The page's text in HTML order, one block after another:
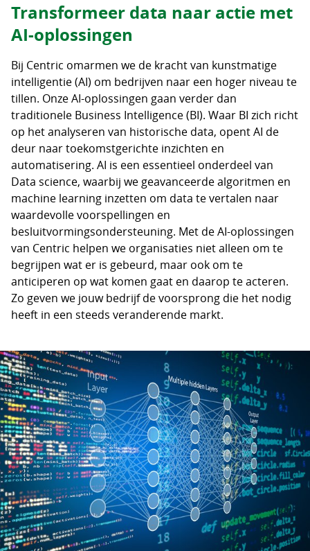
Transformeer data naar actie met
AI-oplossingen
Bij Centric omarmen we de kracht van kunstmatige
intelligentie (AI) om bedrijven naar een hoger niveau te
tillen. Onze AI-oplossingen gaan verder dan
traditionele Business Intelligence (BI). Waar BI zich richt
op het analyseren van historische data, opent AI de
deur naar toekomstgerichte inzichten en
automatisering. AI is een essentieel onderdeel van
Data science, waarbij we geavanceerde algoritmen en
machine learning inzetten om data te vertalen naar
waardevolle voorspellingen en
besluitvormingsondersteuning. Met de AI-oplossingen
van Centric helpen we organisaties niet alleen om te
begrijpen wat er is gebeurd, maar ook om te
anticiperen op wat komen gaat en daarop te acteren.
Zo geven we jouw bedrijf de voorsprong die het nodig
heeft in een steeds veranderende markt.